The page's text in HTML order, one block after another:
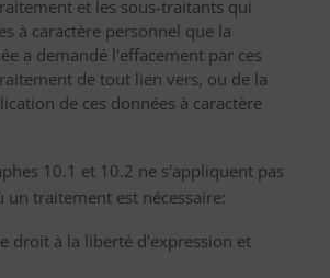
et les sous-traitants qui
à caractère personnel que la
a demandé l'effacement par ces
de tout lien vers, ou de la
de ces données à caractère
10.1 et 10.2 ne s'appliquent pas
un traitement est nécessaire:
droit à la liberté d'expression et